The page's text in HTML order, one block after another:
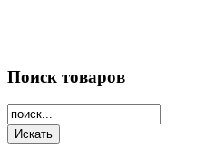
Поиск товаров